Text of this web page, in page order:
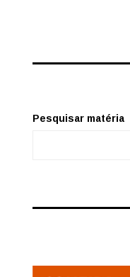
Pesquisar matéria